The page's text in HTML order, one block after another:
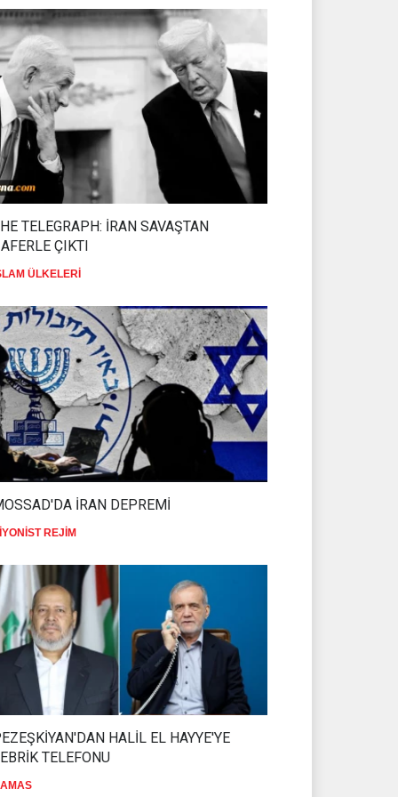
TELEGRAPH: İRAN SAVAŞTAN
ÇIKTI
ÜLKELERİ
İRAN DEPREMİ
REJİM
HALİL EL HAYYE'YE
TELEFONU